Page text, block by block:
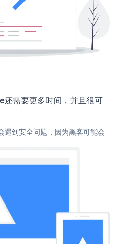
需要更多时间，并且很可
遇到安全问题，因为黑客可能会